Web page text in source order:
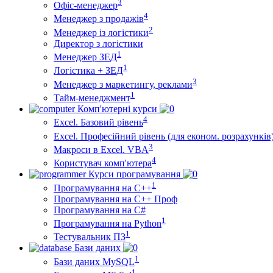
Офіс-менеджер3
Менеджер з продажів4
Менеджер із логістики2
Директор з логістики
Менеджер ЗEД1
Логістика + ЗЕД1
Менеджер з маркетингу, реклами3
Тайм-менеджмент1
Комп'ютерні курси
Excel. Базовий рівень4
Excel. Професійний рівень (для економ.
Макроси в Excel. VBA3
Користувач комп'ютера4
Курси програмування
Програмування на С++1
Програмування на С++ Проф
Програмування на C#
Програмування на Python1
Тестувальник ПЗ1
Бази даних
Бази даних MySQL1